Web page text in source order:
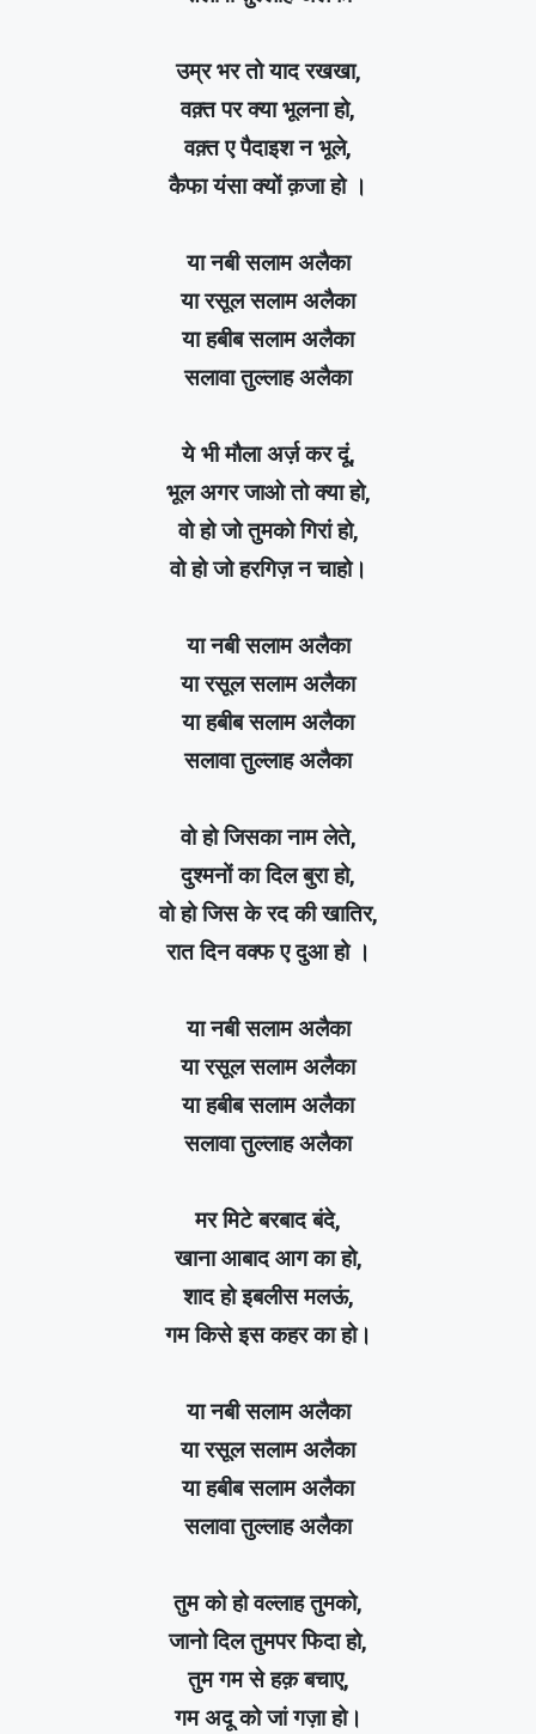
उम्र भर तो याद रखखा,
वक़्त पर क्या भूलना हो,
वक़्त ए पैदाइश न भूले,
कैफा यंसा क्यों क़जा हो ।
या नबी सलाम अलैका
या रसूल सलाम अलैका
या हबीब सलाम अलैका
सलावा तुल्लाह अलैका
ये भी मौला अर्ज़ कर दूं,
भूल अगर जाओ तो क्या हो,
वो हो जो तुमको गिरां हो,
वो हो जो हरगिज़ न चाहो।
या नबी सलाम अलैका
या रसूल सलाम अलैका
या हबीब सलाम अलैका
सलावा तुल्लाह अलैका
वो हो जिसका नाम लेते,
दुश्मनों का दिल बुरा हो,
वो हो जिस के रद की खातिर,
रात दिन वक्फ ए दुआ हो ।
या नबी सलाम अलैका
या रसूल सलाम अलैका
या हबीब सलाम अलैका
सलावा तुल्लाह अलैका
मर मिटे बरबाद बंदे,
खाना आबाद आग का हो,
शाद हो इबलीस मलऊं,
गम किसे इस कहर का हो।
या नबी सलाम अलैका
या रसूल सलाम अलैका
या हबीब सलाम अलैका
सलावा तुल्लाह अलैका
तुम को हो वल्लाह तुमको,
जानो दिल तुमपर फिदा हो,
तुम गम से हक़ बचाए,
गम अदू को जां गज़ा हो।